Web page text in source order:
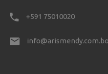
+591 75010020
info@arismendy.com.bo